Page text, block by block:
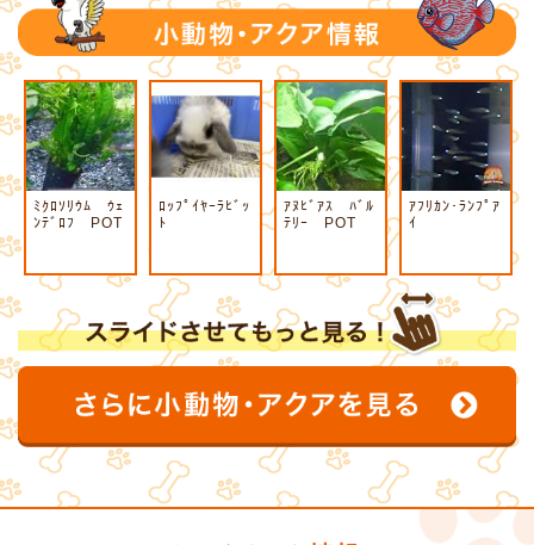
ﾐｸﾛｿﾘｳﾑ ｳｪ
ﾝﾃﾞﾛﾌ POT
ﾛｯﾌﾟｲﾔｰﾗﾋﾞｯ
ﾄ
ｱﾇﾋﾞｱｽ ﾊﾞﾙ
ﾃﾘｰ POT
ｱﾌﾘｶﾝ･ﾗﾝﾌﾟｱ
ｲ